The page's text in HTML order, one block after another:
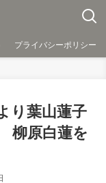
プライバシーポリシー
り葉山蓮子
柳原白蓮を